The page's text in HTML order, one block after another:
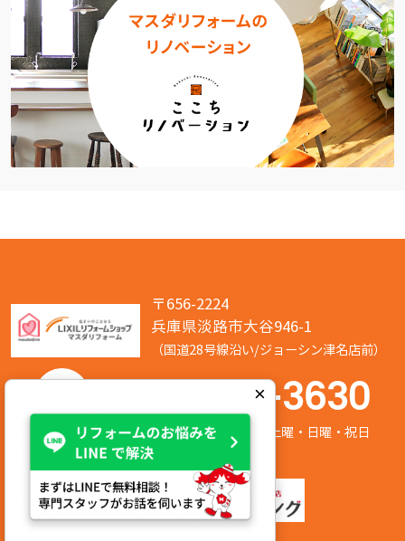
〒656-2224
兵庫県淡路市大谷946-1
（国道28号線沿い/ジョーシン津名店前）
050-7586-3630
営業時間:8:00～17:00 定休日:第2/第4土曜・日曜・祝日
×